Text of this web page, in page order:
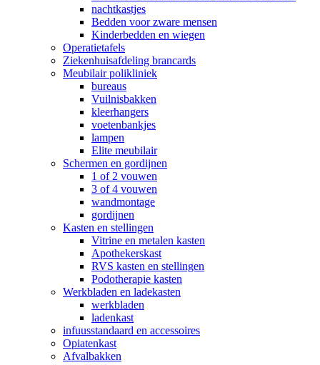
nachtkastjes
Bedden voor zware mensen
Kinderbedden en wiegen
Operatietafels
Ziekenhuisafdeling brancards
Meubilair polikliniek
bureaus
Vuilnisbakken
kleerhangers
voetenbankjes
lampen
Elite meubilair
Schermen en gordijnen
1 of 2 vouwen
3 of 4 vouwen
wandmontage
gordijnen
Kasten en stellingen
Vitrine en metalen kasten
Apothekerskast
RVS kasten en stellingen
Podotherapie kasten
Werkbladen en ladekasten
werkbladen
ladenkast
infuusstandaard en accessoires
Opiatenkast
Afvalbakken